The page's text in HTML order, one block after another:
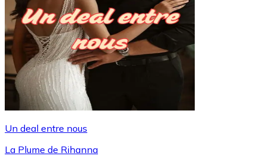
Un deal entre nous
La Plume de Rihanna